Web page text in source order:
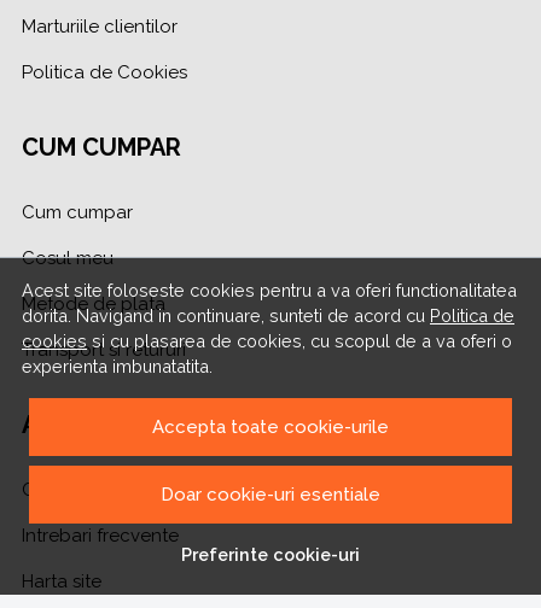
Acest site foloseste cookies pentru a va oferi functionalitatea
dorita. Navigand in continuare, sunteti de acord cu Politica de
cookies si cu plasarea de cookies, cu scopul de a va oferi o
experienta imbunatatita.
Accepta toate cookie-urile
Doar cookie-uri esentiale
Preferinte cookie-uri
Marturiile clientilor
Politica de Cookies
CUM CUMPAR
Cum cumpar
Cosul meu
Metode de plata
Transport si retururi
ASISTENTA
Contacteaza-ne
Intrebari frecvente
Harta site